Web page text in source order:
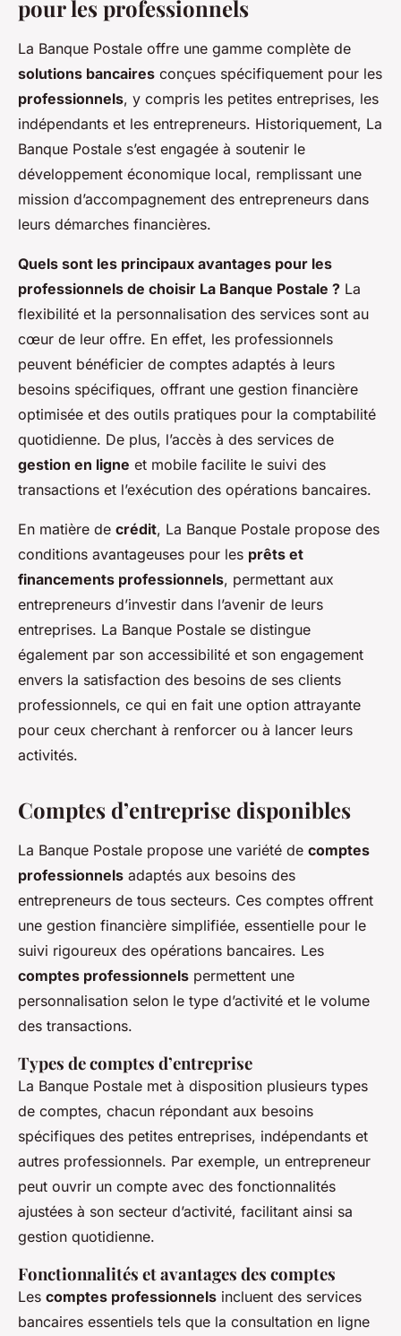
solutions pour les
professionnels
Victoria 27 février 2025 • 6 min de lecture
pour les professionnels
La Banque Postale offre une gamme complète de
solutions bancaires conçues spécifiquement pour les
professionnels, y compris les petites entreprises, les
indépendants et les entrepreneurs. Historiquement, La
Banque Postale s’est engagée à soutenir le
développement économique local, remplissant une
mission d’accompagnement des entrepreneurs dans
leurs démarches financières.
Quels sont les principaux avantages pour les
professionnels de choisir La Banque Postale ? La
flexibilité et la personnalisation des services sont au
cœur de leur offre. En effet, les professionnels
peuvent bénéficier de comptes adaptés à leurs
besoins spécifiques, offrant une gestion financière
optimisée et des outils pratiques pour la comptabilité
quotidienne. De plus, l’accès à des services de
gestion en ligne et mobile facilite le suivi des
transactions et l’exécution des opérations bancaires.
En matière de crédit, La Banque Postale propose des
conditions avantageuses pour les prêts et
financements professionnels, permettant aux
entrepreneurs d’investir dans l’avenir de leurs
entreprises. La Banque Postale se distingue
également par son accessibilité et son engagement
envers la satisfaction des besoins de ses clients
professionnels, ce qui en fait une option attrayante
pour ceux cherchant à renforcer ou à lancer leurs
activités.
Comptes d’entreprise disponibles
La Banque Postale propose une variété de comptes
professionnels adaptés aux besoins des
entrepreneurs de tous secteurs. Ces comptes offrent
une gestion financière simplifiée, essentielle pour le
suivi rigoureux des opérations bancaires. Les
comptes professionnels permettent une
personnalisation selon le type d’activité et le volume
des transactions.
Types de comptes d’entreprise
La Banque Postale met à disposition plusieurs types
de comptes, chacun répondant aux besoins
spécifiques des petites entreprises, indépendants et
autres professionnels. Par exemple, un entrepreneur
peut ouvrir un compte avec des fonctionnalités
ajustées à son secteur d’activité, facilitant ainsi sa
gestion quotidienne.
Fonctionnalités et avantages des comptes
Les comptes professionnels incluent des services
bancaires essentiels tels que la consultation en ligne